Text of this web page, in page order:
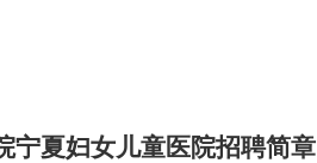
宁夏妇女儿童医院招聘简章